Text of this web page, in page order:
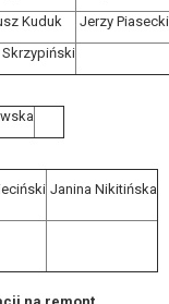
Kuduk
Jerzy Piasecki
Janina Nikitińska